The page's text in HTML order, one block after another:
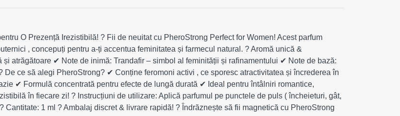
O Prezență Irezistibilă! ? Fii de neuitat cu PheroStrong Perfect for Women! Acest parfum
, concepuți pentru a-ți accentua feminitatea și farmecul natural. ? Aromă unică &
atrăgătoare ✔ Note de inimă: Trandafir – simbol al feminității și rafinamentului ✔ Note de bază:
ce să alegi PheroStrong? ✔ Conține feromoni activi , ce sporesc atractivitatea și încrederea în
✔ Formulă concentrată pentru efecte de lungă durată ✔ Ideal pentru întâlniri romantice,
în fiecare zi! ? Instrucțiuni de utilizare: Aplică parfumul pe punctele de puls ( încheieturi, gât,
1 ml ? Ambalaj discret & livrare rapidă! ? Îndrăznește să fii magnetică cu PheroStrong